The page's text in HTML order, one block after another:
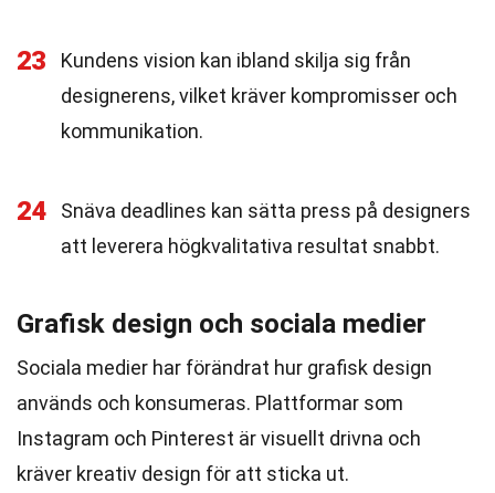
23
Kundens vision kan ibland skilja sig från
designerens, vilket kräver kompromisser och
kommunikation.
24
Snäva deadlines kan sätta press på designers
att leverera högkvalitativa resultat snabbt.
Grafisk design och sociala medier
Sociala medier har förändrat hur grafisk design
används och konsumeras. Plattformar som
Instagram och Pinterest är visuellt drivna och
kräver kreativ design för att sticka ut.